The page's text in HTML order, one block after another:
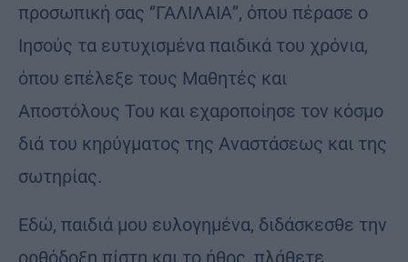
προσωπική σας ‘’ΓΑΛΙΛΑΙΑ’’, όπου πέρασε ο
Ιησούς τα ευτυχισμένα παιδικά του χρόνια,
όπου επέλεξε τους Μαθητές και
Αποστόλους Του και εχαροποίησε τον κόσμο
διά του κηρύγματος της Αναστάσεως και της
σωτηρίας.
Εδώ, παιδιά μου ευλογημένα, διδάσκεσθε την
ορθόδοξη πίστη και το ήθος, πλάθετε